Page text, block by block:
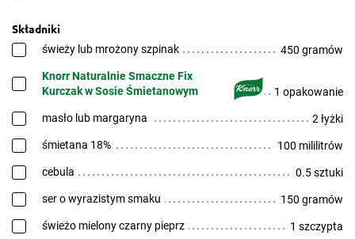
Składniki
świeży lub mrożony szpinak 450 gramów
Knorr Naturalnie Smaczne Fix
Kurczak w Sosie Śmietanowym
1 opakowanie
masło lub margaryna 2 łyżki
śmietana 18% 100 mililitrów
cebula 0.5 sztuki
ser o wyrazistym smaku 150 gramów
świeżo mielony czarny pieprz 1 szczypta